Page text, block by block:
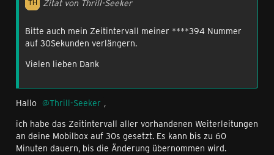
Zitat von Thrill-Seeker
Bitte auch mein Zeitintervall meiner ****394 Nummer
auf 30Sekunden verlängern.
Vielen lieben Dank
Hallo Thrill-Seeker ,
ich habe das Zeitintervall aller vorhandenen Weiterleitungen
an deine Mobilbox auf 30s gesetzt. Es kann bis zu 60
Minuten dauern, bis die Änderung übernommen wird.